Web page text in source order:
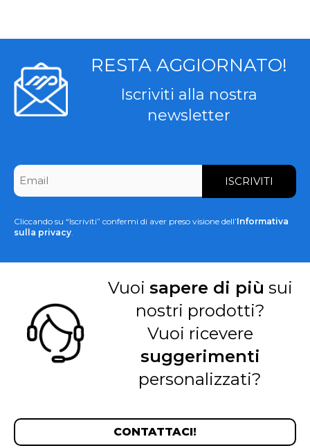
RESTA AGGIORNATO!
Iscriviti alla nostra
newsletter
CAPTCHA
Email
Cliccando su “Iscriviti” confermi di aver preso visione dell’Informativa
sulla privacy.
Vuoi sapere di più sui
nostri prodotti?
Vuoi ricevere
suggerimenti
personalizzati?
CONTATTACI!